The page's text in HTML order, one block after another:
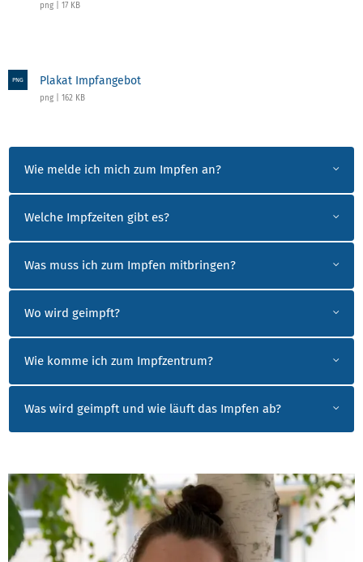
png | 17 KB
PNG Plakat Impfangebot
png | 162 KB
Wie melde ich mich zum Impfen an?
Welche Impfzeiten gibt es?
Was muss ich zum Impfen mitbringen?
Wo wird geimpft?
Wie komme ich zum Impfzentrum?
Was wird geimpft und wie läuft das Impfen ab?